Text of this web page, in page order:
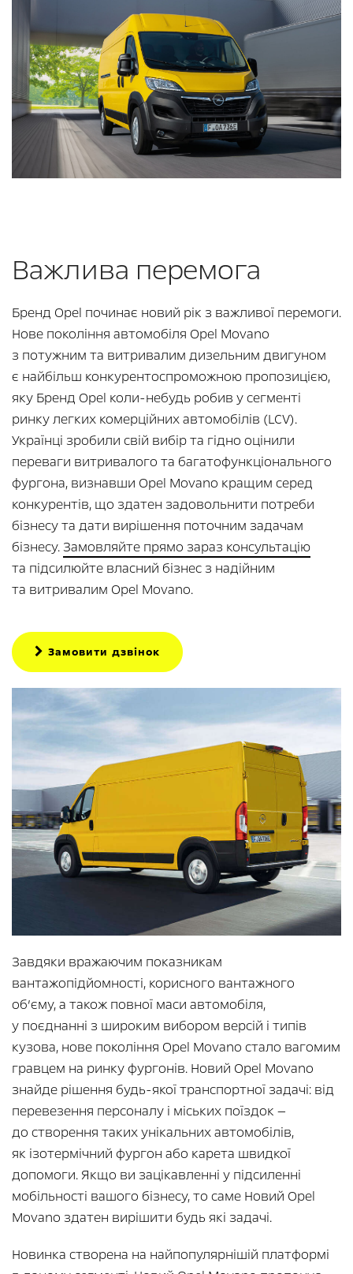
Важлива перемога
Бренд Opel починає новий рік з важливої перемоги.
Нове покоління автомобіля Opel Movano
з потужним та витривалим дизельним двигуном
є найбільш конкурентоспроможною пропозицією,
яку Бренд Opel коли-небудь робив у сегменті
ринку легких комерційних автомобілів (LCV).
Українці зробили свій вибір та гідно оцінили
переваги витривалого та багатофункціонального
фургона, визнавши Opel Movano кращим серед
конкурентів, що здатен задовольнити потреби
бізнесу та дати вирішення поточним задачам
бізнесу.Замовляйте прямо зараз консультацію
та підсилюйте власний бізнес з надійним
та витривалим Opеl Movanо.
Замовити дзвінок
Завдяки вражаючим показникам
вантажопідйомності, корисного вантажного
об’єму, а також повної маси автомобіля,
у поєднанні з широким вибором версій і типів
кузова, нове покоління Opel Movano стало вагомим
гравцем на ринку фургонів. Новий Opel Movano
знайде рішення будь-якої транспортної задачі: від
перевезення персоналу і міських поїздок —
до створення таких унікальних автомобілів,
як ізотермічний фургон або карета швидкої
допомоги. Якщо ви зацікавленні у підсиленні
мобільності вашого бізнесу, то саме Новий Opel
Movano здатен вирішити будь які задачі.
Новинка створена на найпопулярнішій платформі